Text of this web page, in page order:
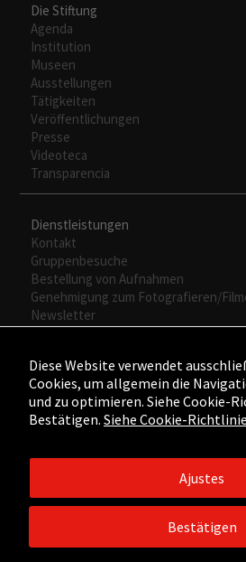
Die Stiftung
Agenda
Institution
Museen
Ausstellungen
Tätigkeiten
Veröffentlichungen
Presse
Videoteca
Transparencia
Dienstleistungen
Kontakt
Gruppenbesuche
Bestellung von Aufnahmen
Genehmigung zum Fotografieren/
Newsletter
©2015 - ©2026 Fundación César
Política de Privacidad/
web
Diese Website verwendet
Cookies, um allgemein die
und zu optimieren. Siehe Cookie-
Bestätigen. Siehe Cookie-
Ajustes
Bestätigen